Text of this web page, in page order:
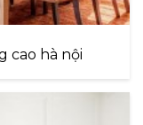
cao hà nội